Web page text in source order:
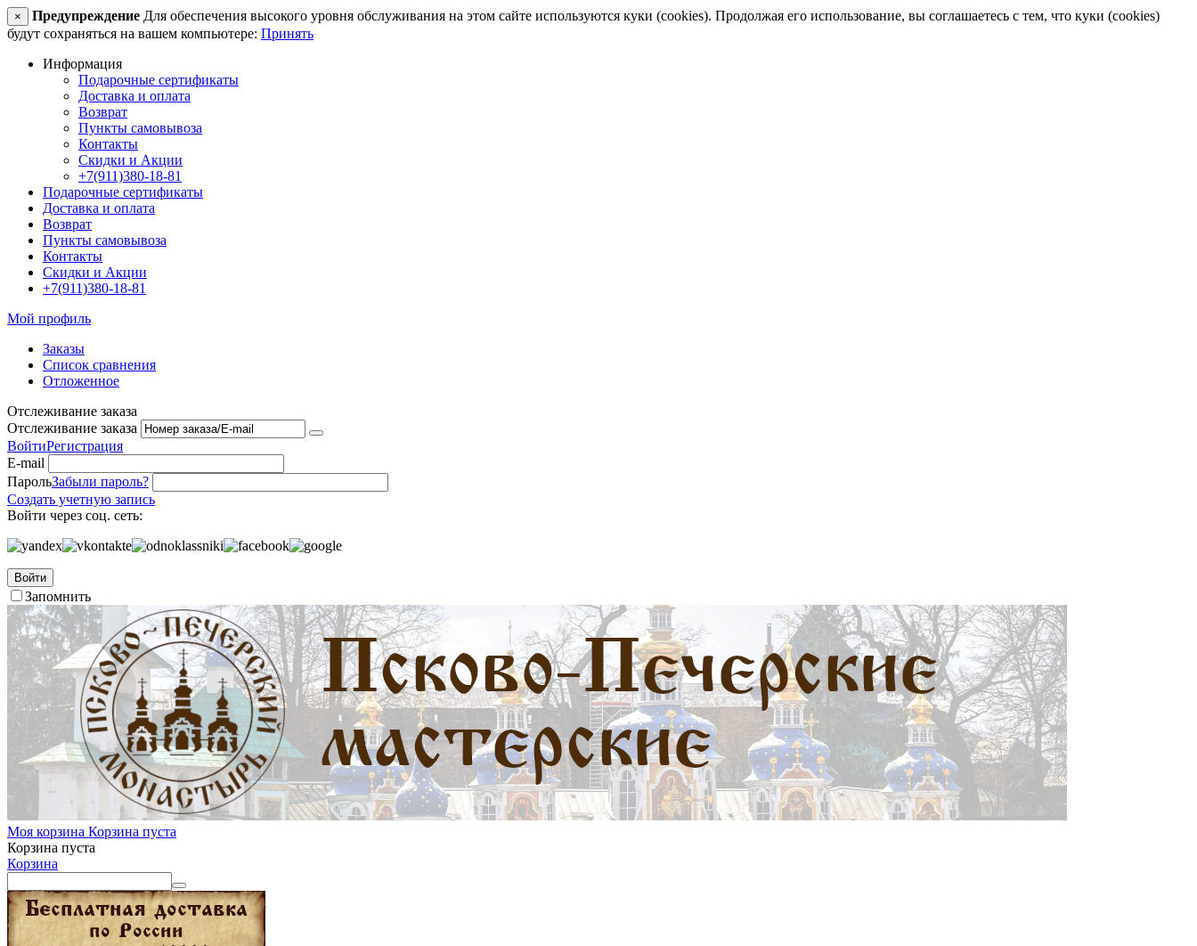
× Предупреждение Для обеспечения высокого уровня обслуживания на этом сайте используются куки (cookies). Продолжая его использование, вы соглашаетесь с тем, что куки (cookies)
будут сохраняться на вашем компьютере: Принять
Информация
Подарочные сертификаты
Доставка и оплата
Возврат
Пункты самовывоза
Контакты
Скидки и Акции
+7(911)380-18-81
Подарочные сертификаты
Доставка и оплата
Возврат
Пункты самовывоза
Контакты
Скидки и Акции
+7(911)380-18-81
Мой профиль
Заказы
Список сравнения
Отложенное
Отслеживание заказа
Отслеживание заказа
ВойтиРегистрация
E-mail
ПарольЗабыли пароль?
Создать учетную запись
Войти через соц. сеть:
Войти
Запомнить
Моя корзина Корзина пуста
Корзина пуста
Корзина